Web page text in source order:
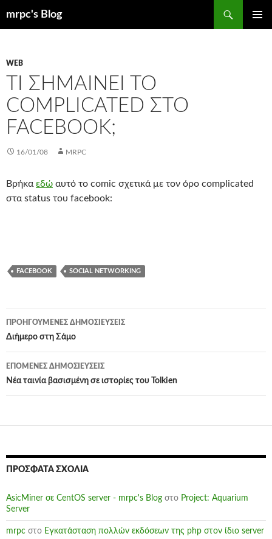
mrpc's Blog
WEB
ΤΙ ΣΗΜΑΊΝΕΙ ΤΟ
COMPLICATED ΣΤΟ
FACEBOOK;
16/01/08 MRPC
Βρήκα εδώ αυτό το comic σχετικά με τον όρο complicated
στα status του facebook:
FACEBOOK SOCIAL NETWORKING
Πλοήγηση
άρθρων
ΠΡΟΗΓΟΎΜΕΝΕΣ ΔΗΜΟΣΙΕΎΣΕΙΣ
Διήμερο στη Σάμο
ΕΠΌΜΕΝΕΣ ΔΗΜΟΣΙΕΎΣΕΙΣ
Νέα ταινία βασισμένη σε ιστορίες του Tolkien
ΠΡΌΣΦΑΤΑ ΣΧΌΛΙΑ
AsicMiner σε CentOS server - mrpc's Blog στο Project: Aquarium
Server
mrpc στο Εγκατάσταση πολλών εκδόσεων της php στον ίδιο server